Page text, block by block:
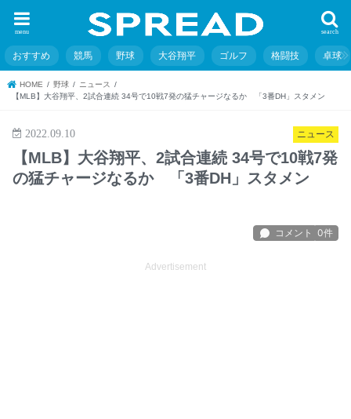
search
menu
おすすめ 競馬 野球 大谷翔平 ゴルフ 格闘技 卓球
HOME 野球
ニュース
【MLB】大谷翔平、2試合連続 34号で10戦7発の猛チャージなるか 「3番DH」スタメン
ニュース
2022.09.10
【MLB】大谷翔平、2試合連続 34号で10戦7発
の猛チャージなるか 「3番DH」スタメン
Advertisement